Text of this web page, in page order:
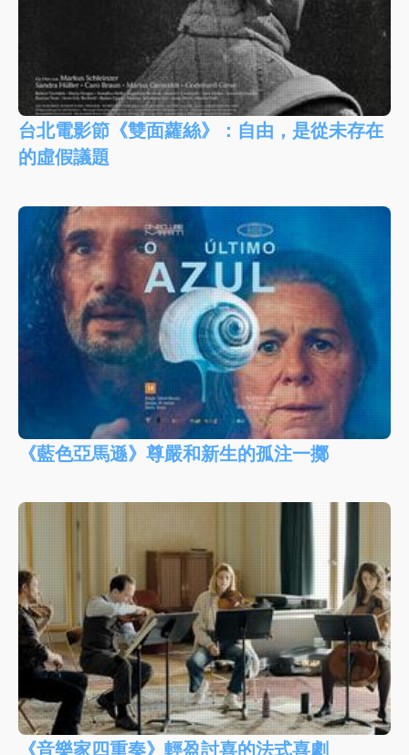
台北電影節《雙面蘿絲》：自由，是從未存在
的虛假議題
《藍色亞馬遜》尊嚴和新生的孤注一擲
《音樂家四重奏》輕盈討喜的法式喜劇